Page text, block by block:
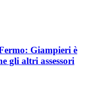
Giampieri è
gli altri assessori